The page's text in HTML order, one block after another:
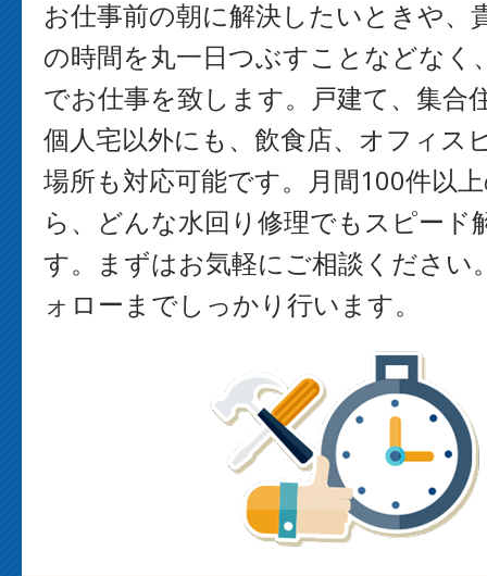
お仕事前の朝に解決したいときや、
の時間を丸一日つぶすことなどなく
でお仕事を致します。戸建て、集合
個人宅以外にも、飲食店、オフィス
場所も対応可能です。月間100件以
ら、どんな水回り修理でもスピード
す。まずはお気軽にご相談ください
ォローまでしっかり行います。